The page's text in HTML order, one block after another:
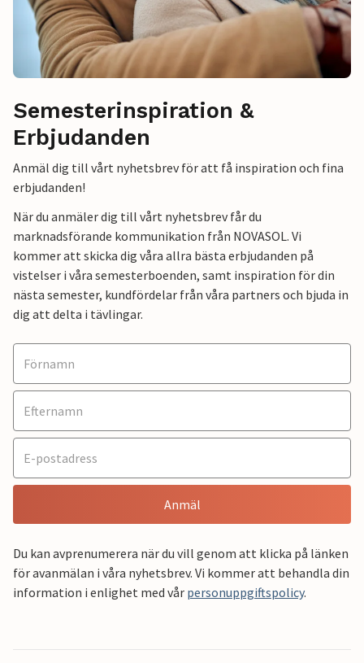
Semesterinspiration &
Erbjudanden
Anmäl dig till vårt nyhetsbrev för att få inspiration och fina
erbjudanden!
När du anmäler dig till vårt nyhetsbrev får du
marknadsförande kommunikation från NOVASOL. Vi
kommer att skicka dig våra allra bästa erbjudanden på
vistelser i våra semesterboenden, samt inspiration för din
nästa semester, kundfördelar från våra partners och bjuda in
dig att delta i tävlingar.
Anmäl
Du kan avprenumerera när du vill genom att klicka på länken
för avanmälan i våra nyhetsbrev. Vi kommer att behandla din
information i enlighet med vår personuppgiftspolicy.